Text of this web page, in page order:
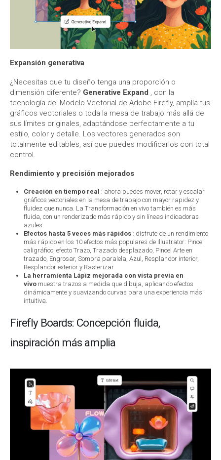
Expansión generativa
¿Necesitas que tu diseño tenga una proporción o
dimensión diferente? Generative Expand , con la
tecnología del Modelo Vectorial de Adobe Firefly, amplía tus
gráficos vectoriales o toda la mesa de trabajo más allá de
sus límites originales, adaptándose perfectamente a tu
estilo, color y detalle. Los vectores generados son
totalmente editables, así que puedes modificarlos con total
control.
Rendimiento y precisión mejorados
Creación en tiempo real : ahora puedes mover, rotar y escalar
gráficos vectoriales en la mesa de trabajo con mayor rapidez y
fluidez que nunca. La Transformación en vivo también es más
fluida, con un renderizado más rápido y sin líneas indicadoras
azules.
Efectos hasta 5 veces más rápidos: disfrute de un rendimiento
más rápido en los 10 efectos más populares de Illustrator: Pincel
caligráfico, efecto Trazo, Trazado desplazado, Pincel Arte en
trazado, Engrosar, Sombra paralela, Azul, Resplandor interior,
Resplandor exterior y Rasterizar.
La herramienta Lápiz mejorada con vista previa en
vivomuestra trazos a medida que dibuja, aplicando efectos
dinámicamente y suavizando curvas para una experiencia más
intuitiva.
Firefly Boards: Concepción fluida,
inspiración más amplia